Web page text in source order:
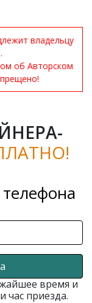
владельцу
об Авторском
время и
час приезда.